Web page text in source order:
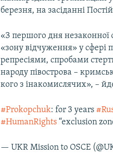
березня, на засіданні
«З першого дня незаконної
«зону відчуження» у сфері
репресіями, спробами
народу півострова –
кого з інакомислячих», –
#Prokopchuk: for 3 years
#HumanRights “exclusion
— UKR Mission to OSCE